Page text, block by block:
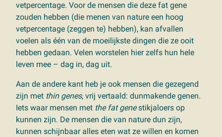
vetpercentage. Voor de mensen die deze fat gene
zouden hebben (die menen van nature een hoog
vetpercentage (zeggen te) hebben), kan afvallen
voelen als één van de moeilijkste dingen die ze ooit
hebben gedaan. Velen worstelen hier zelfs hun hele
leven mee – dag in, dag uit.
Aan de andere kant heb je ook mensen die gezegend
zijn met thin genes, vrij vertaald: dunmakende genen.
Iets waar mensen met the fat genestikjaloers op
kunnen zijn. De mensen die van nature dun zijn,
kunnen schijnbaar alles eten wat ze willen en komen